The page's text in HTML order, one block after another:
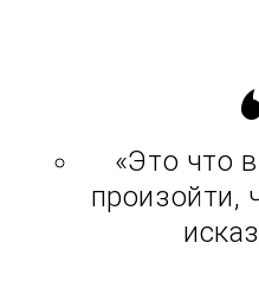
«Это что
произойти,